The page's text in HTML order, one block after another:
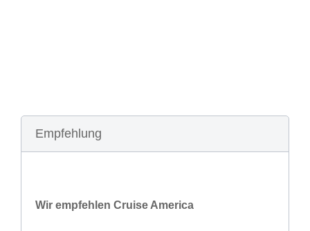
Empfehlung
Wir empfehlen Cruise America